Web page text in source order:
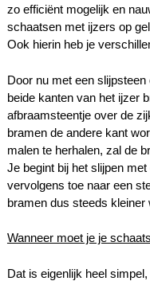
zo efficiënt mogelijk en
schaatsen met ijzers op
Ook hierin heb je
Door nu met een
beide kanten van het ijzer
afbraamsteentje over de
bramen de andere kant
malen te herhalen, zal de
Je begint bij het slijpen
vervolgens toe naar een
bramen dus steeds kleiner
Wanneer moet je je
Dat is eigenlijk heel